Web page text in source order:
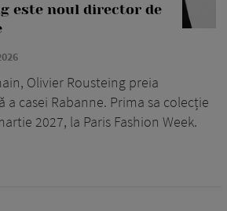
este noul director de
Olivier Rousteing preia
a casei Rabanne. Prima sa colecție
2027, la Paris Fashion Week.